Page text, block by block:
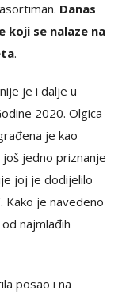
Danas
se nalaze na
.
je i dalje u
2020. Olgica
je kao
jedno priznanje
joj je dodijelilo
. Kako je navedeno
najmlađih
posao i na